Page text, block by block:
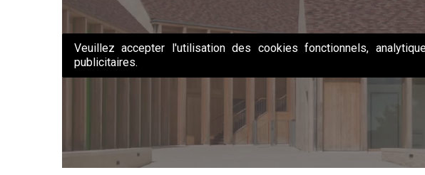
Veuillez accepter l'utilisation des cookies fonctionnels,
publicitaires.